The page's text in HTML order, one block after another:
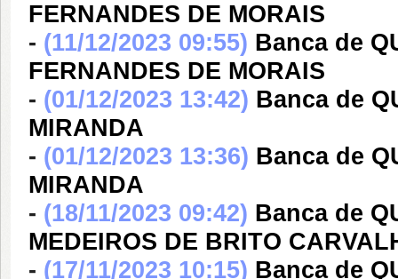
FERNANDES DE MORAIS
- (11/12/2023 09:55) Banca de
FERNANDES DE MORAIS
- (01/12/2023 13:42) Banca de
MIRANDA
- (01/12/2023 13:36) Banca de
MIRANDA
- (18/11/2023 09:42) Banca de
MEDEIROS DE BRITO
- (17/11/2023 10:15) Banca de